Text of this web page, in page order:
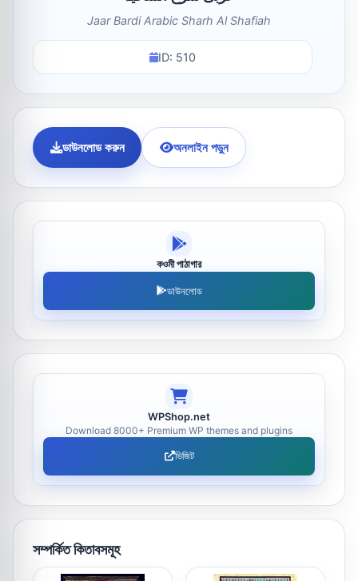
Jaar Bardi Arabic Sharh Al Shafiah
ID: 510
ডাউনলোড করুন অনলাইন পড়ুন
কওমী পাঠাগার
ডাউনলোড
WPShop.net
Download 8000+ Premium WP themes and plugins
ভিজিট
সম্পর্কিত কিতাবসমূহ